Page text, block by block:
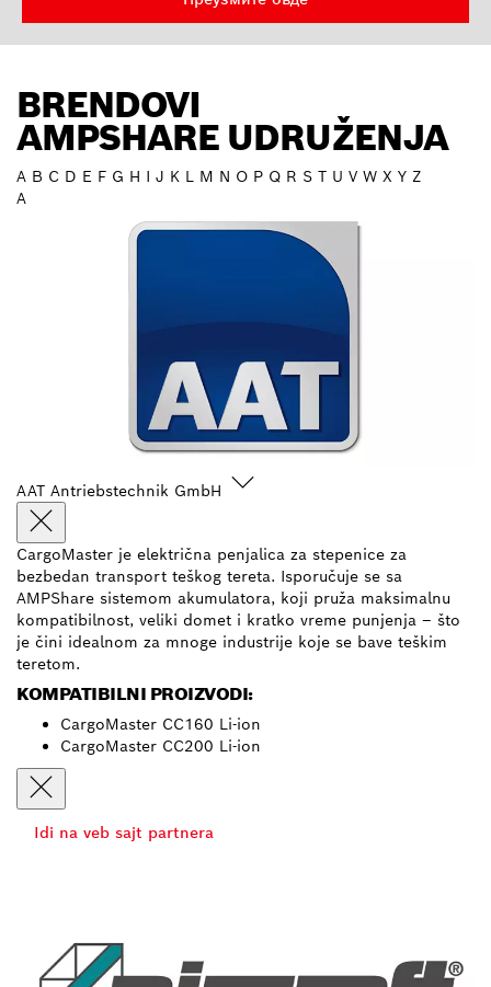
BRENDOVI
AMPSHARE UDRUŽENJA
A B C D E F G H I J K L M N O P Q R S T U V W X Y Z
A
AAT Antriebstechnik GmbH
CargoMaster je električna penjalica za stepenice za
bezbedan transport teškog tereta. Isporučuje se sa
AMPShare sistemom akumulatora, koji pruža maksimalnu
kompatibilnost, veliki domet i kratko vreme punjenja – što
je čini idealnom za mnoge industrije koje se bave teškim
teretom.
KOMPATIBILNI PROIZVODI:
CargoMaster CC160 Li-ion
CargoMaster CC200 Li-ion
Idi na veb sajt partnera